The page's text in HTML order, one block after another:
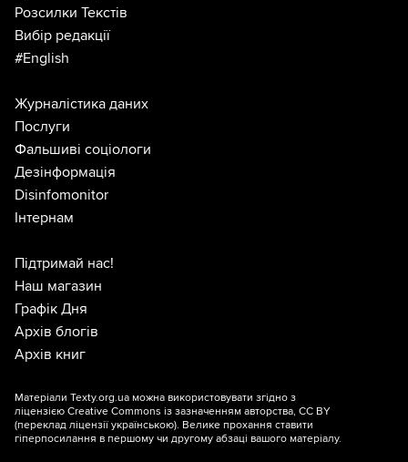
Розсилки Текстів
Вибір редакції
#English
Журналістика даних
Послуги
Фальшиві соціологи
Дезінформація
Disinfomonitor
Інтернам
Підтримай нас!
Наш магазин
Графік Дня
Архів блогів
Архів книг
Матеріали Texty.org.ua можна використовувати згідно з
ліцензією Creative Commons із зазначенням авторства, CC BY
(переклад ліцензії українською). Велике прохання ставити
гіперпосилання в першому чи другому абзаці вашого матеріалу.